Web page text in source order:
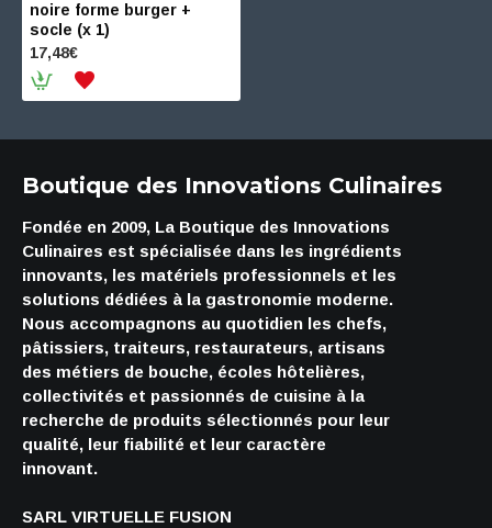
noire forme burger +
socle (x 1)
17,48€
Boutique des Innovations Culinaires
Fondée en 2009, La Boutique des Innovations
Culinaires est spécialisée dans les ingrédients
innovants, les matériels professionnels et les
solutions dédiées à la gastronomie moderne.
Nous accompagnons au quotidien les chefs,
pâtissiers, traiteurs, restaurateurs, artisans
des métiers de bouche, écoles hôtelières,
collectivités et passionnés de cuisine à la
recherche de produits sélectionnés pour leur
qualité, leur fiabilité et leur caractère
innovant.
SARL VIRTUELLE FUSION